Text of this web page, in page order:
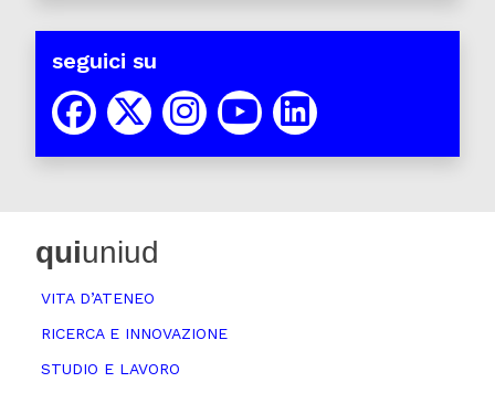
seguici su
quiuniud
VITA D’ATENEO
RICERCA E INNOVAZIONE
STUDIO E LAVORO